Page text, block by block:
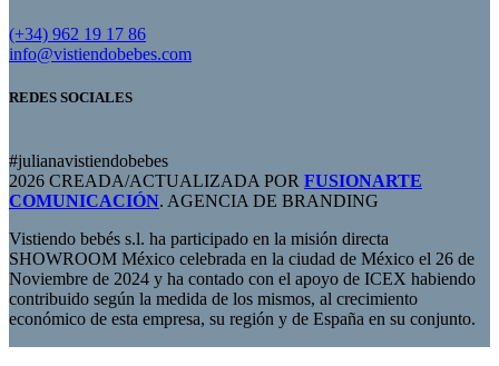
(+34) 962 19 17 86
info@vistiendobebes.com
REDES SOCIALES
#julianavistiendobebes
2026 CREADA/ACTUALIZADA POR FUSIONARTE
COMUNICACIÓN. AGENCIA DE BRANDING
Vistiendo bebés s.l. ha participado en la misión directa
SHOWROOM México celebrada en la ciudad de México el 26 de
Noviembre de 2024 y ha contado con el apoyo de ICEX habiendo
contribuido según la medida de los mismos, al crecimiento
económico de esta empresa, su región y de España en su conjunto.